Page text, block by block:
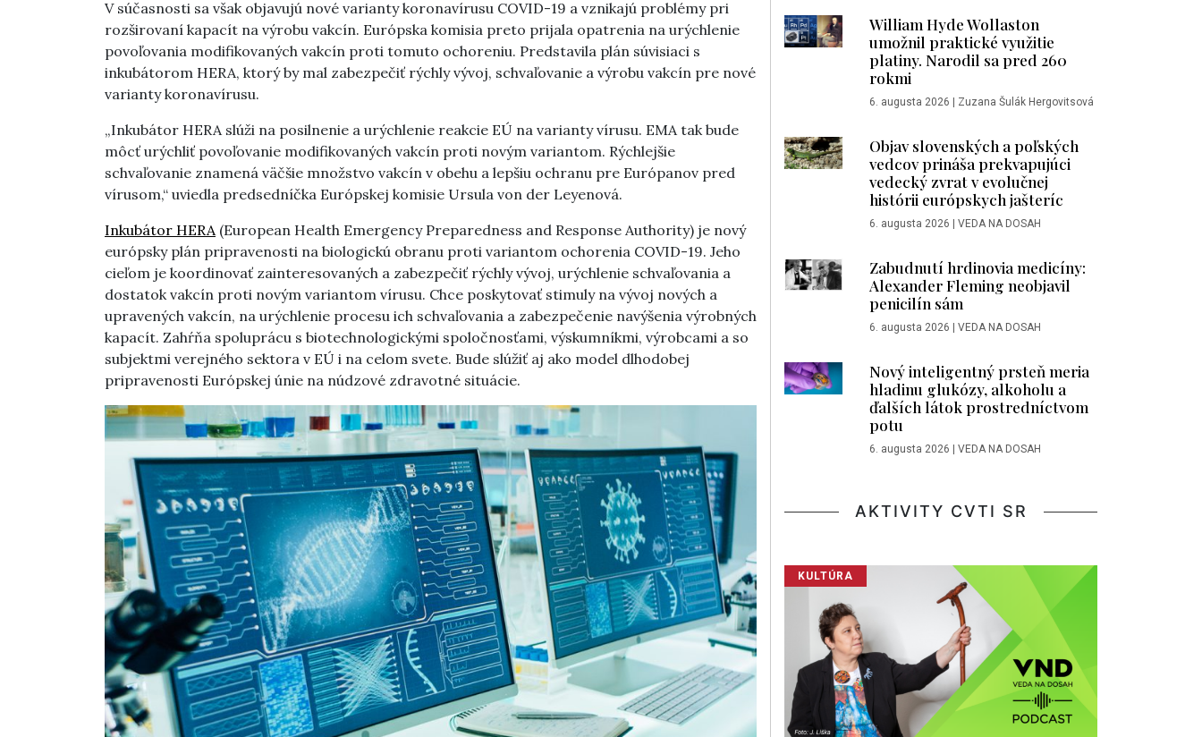
V súčasnosti sa však objavujú nové varianty koronavírusu COVID-19 a vznikajú problémy pri
rozširovaní kapacít na výrobu vakcín. Európska komisia preto prijala opatrenia na urýchlenie
povoľovania modifikovaných vakcín proti tomuto ochoreniu. Predstavila plán súvisiaci s
inkubátorom HERA, ktorý by mal zabezpečiť rýchly vývoj, schvaľovanie a výrobu vakcín pre nové
varianty koronavírusu.
„Inkubátor HERA slúži na posilnenie a urýchlenie reakcie EÚ na varianty vírusu. EMA tak bude
môcť urýchliť povoľovanie modifikovaných vakcín proti novým variantom. Rýchlejšie
schvaľovanie znamená väčšie množstvo vakcín v obehu a lepšiu ochranu pre Európanov pred
vírusom,“ uviedla predsedníčka Európskej komisie Ursula von der Leyenová.
Inkubátor HERA(European Health Emergency Preparedness and Response Authority) je nový
európsky plán pripravenosti na biologickú obranu proti variantom ochorenia COVID-19. Jeho
cieľom je koordinovať zainteresovaných a zabezpečiť rýchly vývoj, urýchlenie schvaľovania a
dostatok vakcín proti novým variantom vírusu. Chce poskytovať stimuly na vývoj nových a
upravených vakcín, na urýchlenie procesu ich schvaľovania a zabezpečenie navýšenia výrobných
kapacít. Zahŕňa spoluprácu s biotechnologickými spoločnosťami, výskumníkmi, výrobcami a so
subjektmi verejného sektora v EÚ i na celom svete. Bude slúžiť aj ako model dlhodobej
pripravenosti Európskej únie na núdzové zdravotné situácie.
William Hyde Wollaston
umožnil praktické využitie
platiny. Narodil sa pred 260
rokmi
6. augusta 2026 | Zuzana Šulák Hergovitsová
Objav slovenských a poľských
vedcov prináša prekvapujúci
vedecký zvrat v evolučnej
histórii európskych jašteríc
6. augusta 2026 | VEDA NA DOSAH
Zabudnutí hrdinovia medicíny:
Alexander Fleming neobjavil
penicilín sám
6. augusta 2026 | VEDA NA DOSAH
Nový inteligentný prsteň meria
hladinu glukózy, alkoholu a
ďalších látok prostredníctvom
potu
6. augusta 2026 | VEDA NA DOSAH
AKTIVITY CVTI SR
KULTÚRA